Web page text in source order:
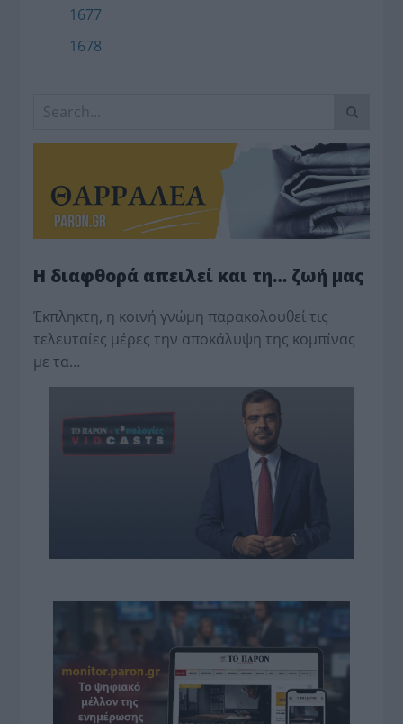
1677
1678
Η διαφθορά απειλεί και τη… ζωή μας
Έκπληκτη, η κοινή γνώμη παρακολουθεί τις
τελευταίες μέρες την αποκάλυψη της κο­μπίνας
με τα…